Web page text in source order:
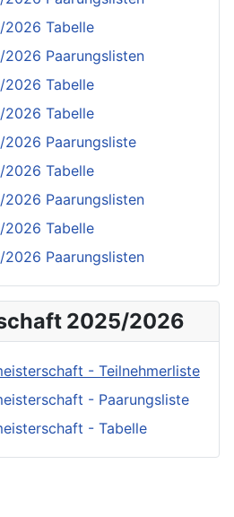
Tabelle
Paarungslisten
Tabelle
Tabelle
Paarungsliste
Tabelle
Paarungslisten
Tabelle
Paarungslisten
2025/2026
- Teilnehmerliste
- Paarungsliste
- Tabelle